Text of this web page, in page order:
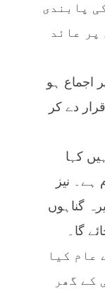
پابندی
پر عائد
اجماع ہو
دے کر
کہا
ہے۔ نیز
گناہوں
گا۔
عام کیا
کے گھر